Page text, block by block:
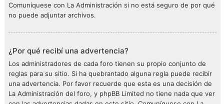
Comuníquese con La Administración si no está seguro de por qué
no puede adjuntar archivos.
¿Por qué recibí una advertencia?
Los administradores de cada foro tienen su propio conjunto de
reglas para su sitio. Si ha quebrantado alguna regla puede recibir
una advertencia. Por favor recuerde que esta es una decisión de
La Administración del foro, y phpBB Limited no tiene nada que ver